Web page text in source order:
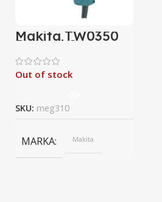
Makita TW0350
Darbeli Somun
Sıkma
Out of stock
SKU: meg310
MARKA Makita